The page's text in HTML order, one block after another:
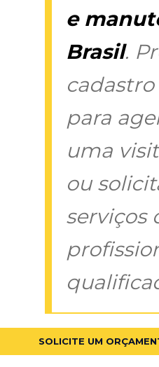
e
Brasil.
para
uma
ou
serviços
SOLICITE UM